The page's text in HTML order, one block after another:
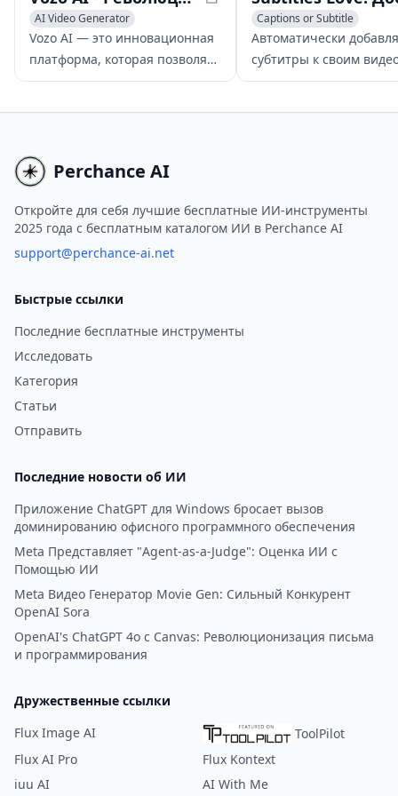
AI Video Generator
AI Video Editing
Video to Video
Vozo AI — это инновационная
платформа, которая позволяет
пользователям переписывать,
увлекательные новые истории
с помощью простых текстовых
запросов.
Captions or Subtitle
AI Video Enhancing
Video
Автоматически
субтитры к своим
помощью инструмента
простой в
платформой.
Perchance AI
Откройте для себя лучшие бесплатные ИИ-инструменты
2025 года с бесплатным каталогом ИИ в Perchance AI
support@perchance-ai.net
Быстрые ссылки
Последние бесплатные инструменты
Исследовать
Категория
Статьи
Отправить
Последние новости об ИИ
Приложение ChatGPT для Windows бросает вызов
доминированию офисного программного обеспечения
Meta Представляет "Agent-as-a-Judge": Оценка ИИ с
Помощью ИИ
Meta Видео Генератор Movie Gen: Сильный Конкурент
OpenAI Sora
OpenAI's ChatGPT 4o с Canvas: Революционизация письма
и программирования
Дружественные ссылки
Flux Image AI
ToolPilot
Flux AI Pro
Flux Kontext
iuu AI
AI With Me